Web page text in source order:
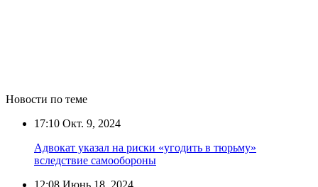
Новости по теме
17:10 Окт. 9, 2024
Адвокат указал на риски «угодить в тюрьму»
вследствие самообороны
12:08 Июнь 18, 2024